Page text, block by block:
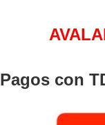
Pagos con